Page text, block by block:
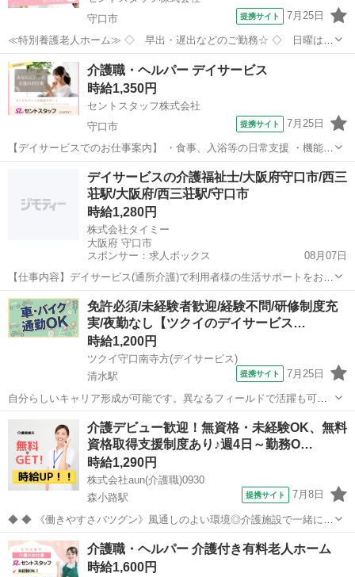
守口市
提携サイト 7月25日
≪特別養護老人ホーム≫ ◇ 早出・遅出などのご勤務☆ ◇ 日曜は完
全お休み☆ ≪イチオシポイント≫ ◆ モノレール・谷町線の大日駅よ
り徒歩圏内♪ ◆ 弊社スタッフも多数活躍中で、働きやすいと評判で
す☆ ◆ 資格をお持ちでな...
大阪 守口市 介護
介護職・ヘルパー デイサービス
時給1,350円
セントスタッフ株式会社
守口市
提携サイト 7月25日
【デイサービスでのお仕事案内】 ・食事、入浴等の日常支援 ・機能訓
練(運動)の提供 ・レクリエーション など 【施設概要】 平均介護度
2.5！(日によって変動します) 定員45名のデイサービスですが、 少ない
日で20名前後...
介護
デイサービスの介護福祉士/大阪府守口市/西三
荘駅/大阪府/西三荘駅/守口市
時給1,280円
株式会社タイミー
大阪府 守口市
スポンサー：求人ボックス
08月07日
【仕事内容】デイサービス(通所介護)で利用者様の生活サポートをお願
いします。 <お仕事内容> ・食事介助 ・入浴介助 ・排泄介助 ・利用
者様の見守り ・レクリエーションのお手伝い ・簡単な介護記録の記入
・ケアプラン作成 職員の方...
アルバイト・パート
免許必須/未経験者歓迎/経験不問/研修制度充
実/夜勤なし【ツクイのデイサービス…
時給1,200円
ツクイ守口南寺方(デイサービス)
清水駅
提携サイト 7月25日
自分らしいキャリア形成が可能です。異なるフィールドで活躍も可！
資格取得支援も整っています。 ★☆ 働きやすいメリット多数 ★☆ ＼
＼サービス・職種の魅力／／ 「今私たちに求められていることは何だ
ろう」「どんな工夫をしたら...
清水駅 介護
介護デビュー歓迎！無資格・未経験OK、無料
資格取得支援制度あり♪週4日～勤務O…
時給1,290円
株式会社aun(介護職)0930
森小路駅
提携サイト 7月8日
◆ ◆ 《働きやすさバツグン》風通しのよい環境◎介護施設で一緒に働
きませんか？ スタッフのサポート体制やのびのびとした職場環境も魅
力のひとつ！ みんなが働きやすい環境づくりに注力しています。 私た
ちと一緒にお仕事始めませ...
大阪 守口市 森小路駅 介護
介護職・ヘルパー 介護付き有料老人ホーム
時給1,600円